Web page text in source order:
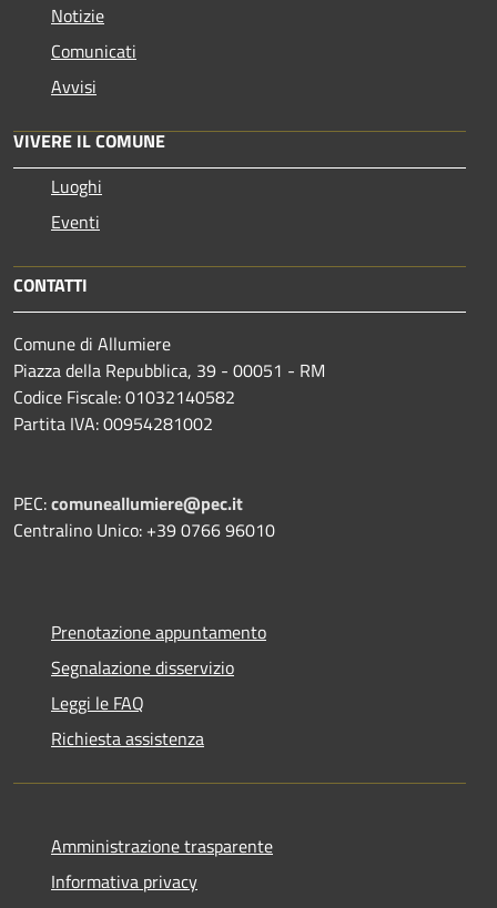
Notizie
Comunicati
Avvisi
VIVERE IL COMUNE
Luoghi
Eventi
CONTATTI
Comune di Allumiere
Piazza della Repubblica, 39 - 00051 - RM
Codice Fiscale: 01032140582
Partita IVA: 00954281002
PEC:comuneallumiere@pec.it
Centralino Unico: +39 0766 96010
Prenotazione appuntamento
Segnalazione disservizio
Leggi le FAQ
Richiesta assistenza
Amministrazione trasparente
Informativa privacy